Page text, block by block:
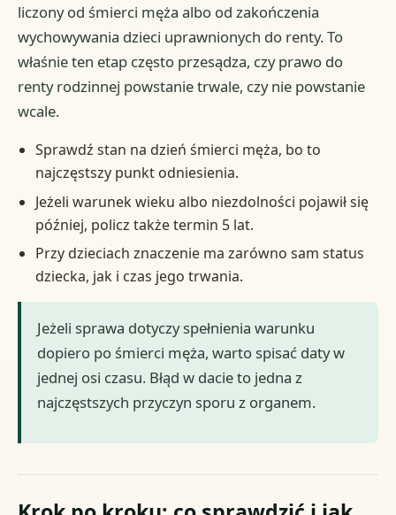
liczony od śmierci męża albo od zakończenia
wychowywania dzieci uprawnionych do renty. To
właśnie ten etap często przesądza, czy prawo do
renty rodzinnej powstanie trwale, czy nie powstanie
wcale.
Sprawdź stan na dzień śmierci męża, bo to
najczęstszy punkt odniesienia.
Jeżeli warunek wieku albo niezdolności pojawił się
później, policz także termin 5 lat.
Przy dzieciach znaczenie ma zarówno sam status
dziecka, jak i czas jego trwania.
Jeżeli sprawa dotyczy spełnienia warunku
dopiero po śmierci męża, warto spisać daty w
jednej osi czasu. Błąd w dacie to jedna z
najczęstszych przyczyn sporu z organem.